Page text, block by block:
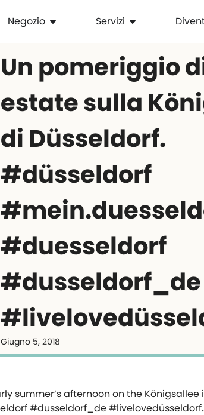
Negozio Servizi
Un pomeriggio
estate sulla
di Düsseldorf.
#düsseldorf
#duesseldorf
#dusseldorf_de
Giugno 5, 2018